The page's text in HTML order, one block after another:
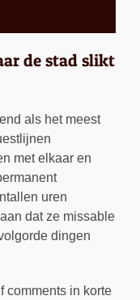
de stad slikt
als het meest
met elkaar en
uren
dat ze missable
dingen
comments in korte